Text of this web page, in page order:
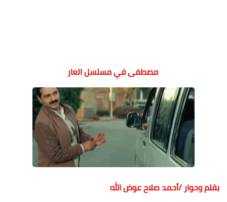
مصطفى في مسلسل العار
بقلم وحوار /أحمد صلاح عوض الله